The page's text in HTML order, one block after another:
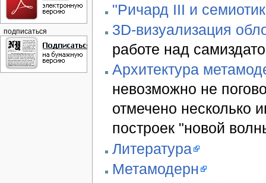
"Ричард III и
3D-визуализация
работе над
Архитектура
невозможно не
отмечено несколько
построек "новой
Литература
Метамодерн
подписаться